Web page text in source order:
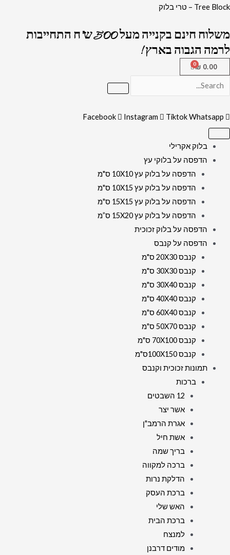
דילוג
Tree Block – טרי בלוק
משלוח חינם בקנייה מעל 500 ש"ח התחייבות
לרמה הגבוה בארץ !
0.00
₪
Facebook Instagram TiktokWhatsapp
בלוק אקרילי
הדפסה על בלוקי עץ
הדפסה על בלוק עץ 10X10 ס"מ
הדפסה על בלוק עץ 10X15 ס"מ
הדפסה על בלוק עץ 15X15 ס"מ
הדפסה על בלוק עץ 15X20 ס”מ
הדפסה על בלוק זכוכית
הדפסה על קנבס
קנבס 20X30 ס"מ
קנבס 30X30 ס"מ
קנבס 30X40 ס"מ
קנבס 40X40 ס"מ
קנבס 60X40 ס"מ
קנבס 50X70 ס"מ
קנבס 70X100 ס"מ
קנבס 100X150ס"מ
תמונות זכוכית וקנבס
ברכות
12 השבטים
אשר יצר
אגרת הרמב"ן
אשת חיל
בריך שמה
ברכה למקווה
הדלקת נרות
ברכת העסק
האש שלי
ברכת הבית
למנצח
מודים דרבנן
כמות
638
-
מיוחד
של
מליובאוויטש
צעיר
על
קנבס
זכוכית